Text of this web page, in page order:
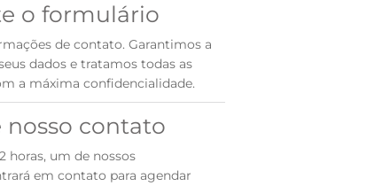
o formulário
de contato. Garantimos a
dados e tratamos todas as
a máxima confidencialidade.
nosso contato
horas, um de nossos
em contato para agendar